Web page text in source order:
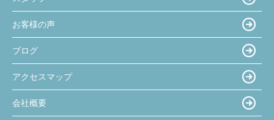
お客様の声
ブログ
アクセスマップ
会社概要